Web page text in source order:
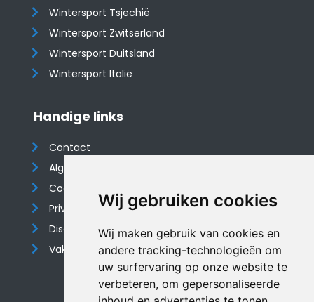
Wij gebruiken cookies
Wij maken gebruik van cookies en
andere tracking-technologieën om
uw surfervaring op onze website te
verbeteren, om gepersonaliseerde
Wintersport Tsjechië
Wintersport Zwitserland
Wintersport Duitsland
Wintersport Italië
Handige links
Contact
Algemene voorwaarden
Cookieverklaring
Privacyverklaring
Disclaimer
Vakantiehuis website